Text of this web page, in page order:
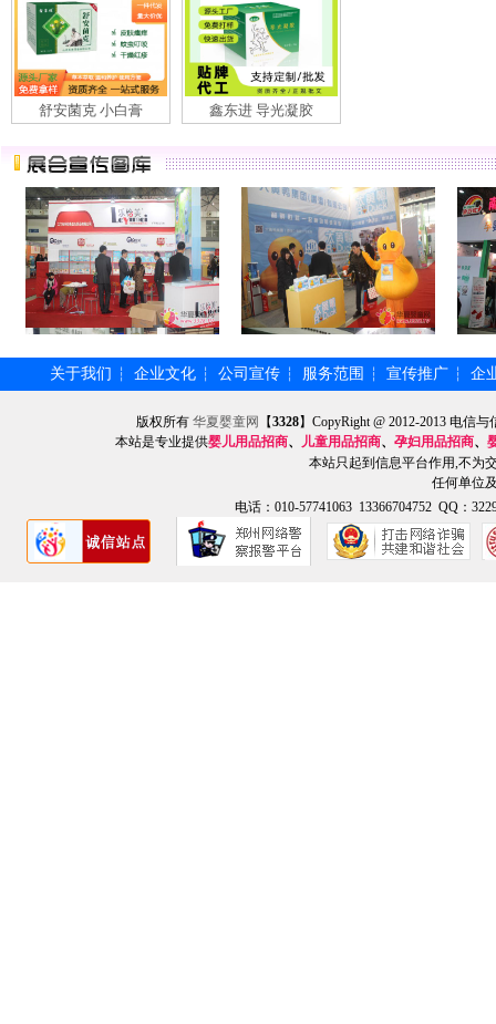
舒安菌克 小白膏 鑫东进 导光凝胶
关于我们 ┆ 企业文化 ┆ 公司宣传 ┆ 服务范围 ┆ 宣传推广 ┆ 企
版权所有华夏婴童网 【3328】CopyRight @ 2012-2013 电信
本站是专业提供婴儿用品招商、 儿童用品招商、 孕妇用品招商、
本站只起到信息平台作用,不为
任何单位
电话：010-57741063 13366704752 QQ：